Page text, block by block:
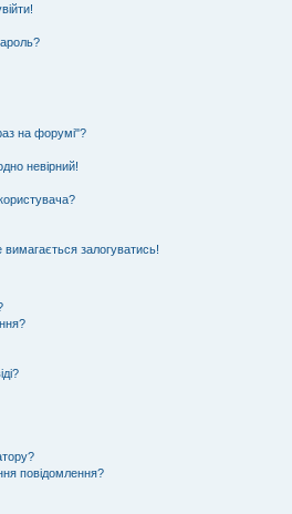
на форумі"?
невірний!
залогуватись!
повідомлення?